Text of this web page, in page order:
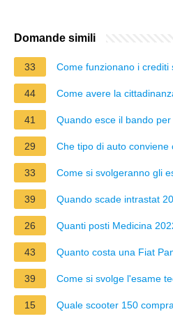
Domande simili
33 Come funzionano i crediti
44 Come avere la
41 Quando esce il bando
29 Che tipo di auto
33 Come si svolgeranno gli
39 Quando scade intrastat
26 Quanti posti Medicina
43 Quanto costa una Fiat
39 Come si svolge l'esame
15 Quale scooter 150